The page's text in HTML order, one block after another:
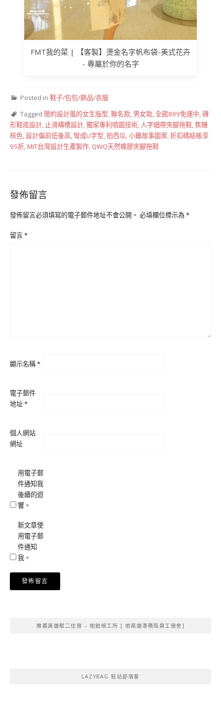
FMT我的菜 | 【客製】燙金名字帆布袋-美式花卉
- 專屬於你的名字
Posted in 鞋子/包包/飾品/衣服
Tagged 簡約設計風的女生版型,聯名款, 男女款,全館899免運中,磚
形鞋底設計, 止滑構槽設計,獨家專利噴圖技術, 人字細帶夾腳拖鞋,焦糖
棕色,設計偏前低後高, 彎成U字型,拍西瓜,小雞故事圖案,折扣碼結帳享
95折,MIT台灣設計生產製作, QWQ天然橡膠夾腳拖鞋
發佈留言
發佈留言必須填寫的電子郵件地址不會公開。 必填欄位標示為*
留言*
顯示名稱*
電子郵件
地址*
個人網站
網址
用電子郵
件通知我
後續的迴
響。
新文章使
用電子郵
件通知
我。
推薦高雄駁二住宿 – 帕鉑候工所 [ 前高雄港務局員工宿舍]
LAZYBAG 駐站部落客